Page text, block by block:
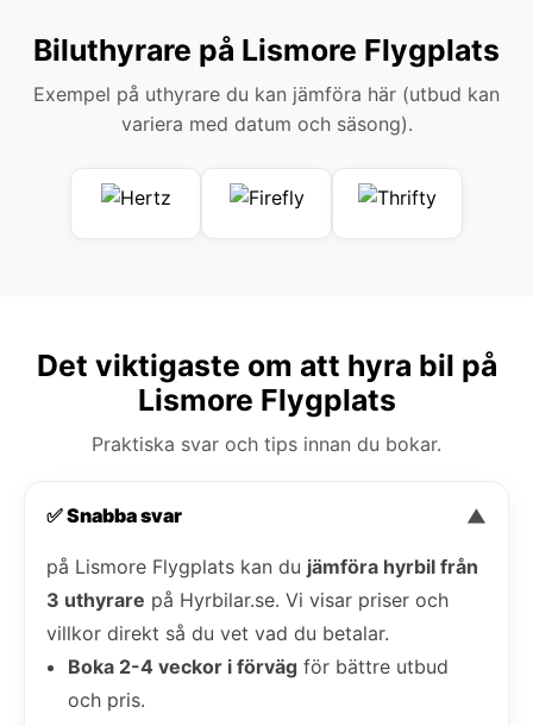
Biluthyrare på Lismore Flygplats
Exempel på uthyrare du kan jämföra här (utbud kan
variera med datum och säsong).
Det viktigaste om att hyra bil på
Lismore Flygplats
Praktiska svar och tips innan du bokar.
✅ Snabba svar ▼
på Lismore Flygplats kan du jämföra hyrbil från
3 uthyrare på Hyrbilar.se. Vi visar priser och
villkor direkt så du vet vad du betalar.
Boka 2-4 veckor i förväg för bättre utbud
och pris.